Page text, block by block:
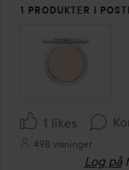
1 PRODUKTER I
1 likes
498 visninger
Log på